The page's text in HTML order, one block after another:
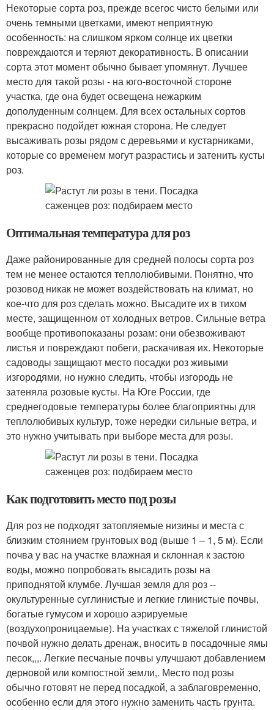
Некоторые сорта роз, прежде всегос чисто белыми или
очень темными цветками, имеют неприятную
особенность: на слишком ярком солнце их цветки
повреждаются и теряют декоративность. В описании
сорта этот момент обычно бывает упомянут. Лучшее
место для такой розы - на юго-восточной стороне
участка, где она будет освещена нежарким
дополуденным солнцем. Для всех остальных сортов
прекрасно подойдет южная сторона. Не следует
высаживать розы рядом с деревьями и кустарниками,
которые со временем могут разрастись и затенить кусты
роз.
Оптимальная температура для роз
Даже районированные для средней полосы сорта роз
тем не менее остаются теплолюбивыми. Понятно, что
розовод никак не может воздействовать на климат, но
кое-что для роз сделать можно. Высадите их в тихом
месте, защищенном от холодных ветров. Сильные ветра
вообще противопоказаны розам: они обезвоживают
листья и повреждают побеги, раскачивая их. Некоторые
садоводы защищают место посадки роз живыми
изгородями, но нужно следить, чтобы изгородь не
затеняла розовые кусты. На Юге России, где
среднегодовые температуры более благоприятны для
теплолюбивых культур, тоже нередки сильные ветра, и
это нужно учитывать при выборе места для розы.
Как подготовить место под розы
Для роз не подходят затопляемые низины и места с
близким стоянием грунтовых вод (выше 1 – 1, 5 м). Если
почва у вас на участке влажная и склонная к застою
воды, можно попробовать высадить розы на
приподнятой клумбе. Лучшая земля для роз --
окультуренные суглинистые и легкие глинистые почвы,
богатые гумусом и хорошо аэрируемые
(воздухопроницаемые). На участках с тяжелой глинистой
почвой нужно делать дренаж, вносить в посадочные ямы
песок,,,. Легкие песчаные почвы улучшают добавлением
дерновой или компостной земли,. Место под розы
обычно готовят не перед посадкой, а заблаговременно,
особенно если для этого нужно заменить часть грунта.